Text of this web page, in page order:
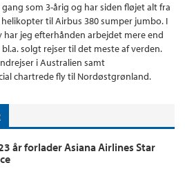
som 3-årig og har siden fløjet alt fra
helikopter til Airbus 380 sumper jumbo. I
har jeg efterhånden arbejdet mere end
solgt rejser til det meste af verden.
i Australien samt
chartrede fly til Nordøstgrønland.
år forlader Asiana Airlines Star